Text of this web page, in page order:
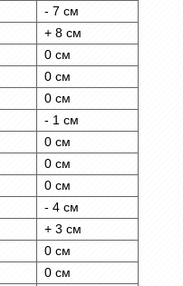
- 7 см
+ 8 см
0 см
0 см
0 см
- 1 см
0 см
0 см
0 см
- 4 см
+ 3 см
0 см
0 см